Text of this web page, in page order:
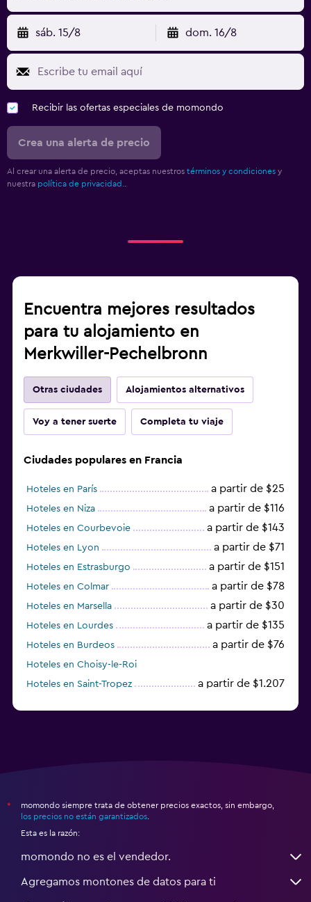
sáb. 15/8 dom. 16/8
Recibir las ofertas especiales de momondo
Crea una alerta de precio
Al crear una alerta de precio, aceptas nuestros términos y condiciones y
nuestra política de privacidad.
Encuentra mejores resultados
para tu alojamiento en
Merkwiller-Pechelbronn
Otras ciudades Alojamientos alternativos
Voy a tener suerte Completa tu viaje
Ciudades populares en Francia
Hoteles en París a partir de $25
Hoteles en Niza a partir de $116
Hoteles en Courbevoie a partir de $143
Hoteles en Lyon a partir de $71
Hoteles en Estrasburgo a partir de $151
Hoteles en Colmar a partir de $78
Hoteles en Marsella a partir de $30
Hoteles en Lourdes a partir de $135
Hoteles en Burdeos a partir de $76
Hoteles en Choisy-le-Roi
Hoteles en Saint-Tropez
a partir de $1.207
*
momondo siempre trata de obtener precios exactos, sin embargo,
los precios no están garantizados
Esta es la razón:
momondo no es el vendedor.
Agregamos montones de datos para ti